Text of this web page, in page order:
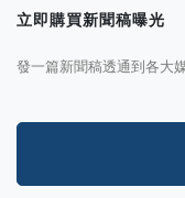
立即購買新聞稿曝光
發一篇新聞稿透通到各大